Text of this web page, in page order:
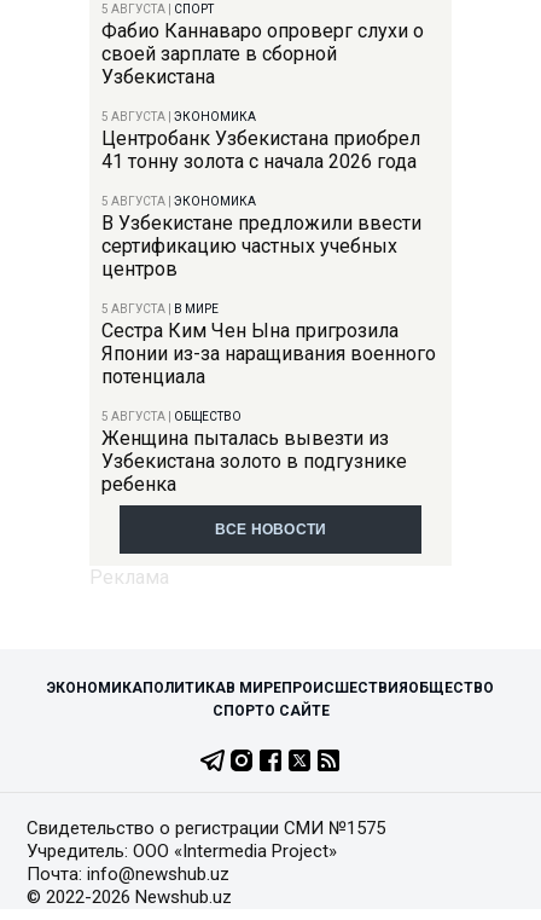
5 АВГУСТА СПОРТ
Фабио Каннаваро опроверг слухи о
своей зарплате в сборной
Узбекистана
5 АВГУСТА ЭКОНОМИКА
Центробанк Узбекистана приобрел
41 тонну золота с начала 2026 года
5 АВГУСТА ЭКОНОМИКА
В Узбекистане предложили ввести
сертификацию частных учебных
центров
5 АВГУСТА В МИРЕ
Сестра Ким Чен Ына пригрозила
Японии из-за наращивания военного
потенциала
5 АВГУСТА ОБЩЕСТВО
Женщина пыталась вывезти из
Узбекистана золото в подгузнике
ребенка
ВСЕ НОВОСТИ
ЭКОНОМИКАПОЛИТИКАВ МИРЕПРОИСШЕСТВИЯОБЩЕСТВО
СПОРТО САЙТЕ
Свидетельство о регистрации СМИ №1575
Учредитель: ООО «Intermedia Project»
Почта: info@newshub.uz
© 2022-2026 Newshub.uz